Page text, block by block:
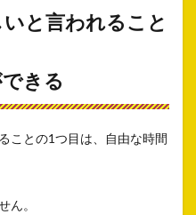
と言われること
きる
ことの1つ目は、自由な時間
ん。